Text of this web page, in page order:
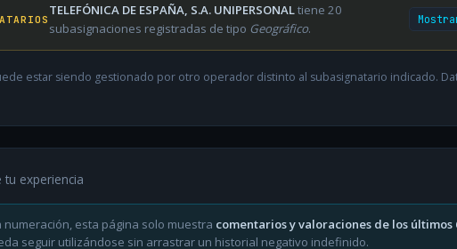
TELEFÓNICA DE ESPAÑA, S.A. UNIPERSONALtiene 20
subasignaciones registradas de tipo Geográfico.
estar siendo gestionado por otro operador distinto al subasignatario indicado.
tu experiencia
esta página solo muestra comentarios y valoraciones de los últimos
seguir utilizándose sin arrastrar un historial negativo indefinido.